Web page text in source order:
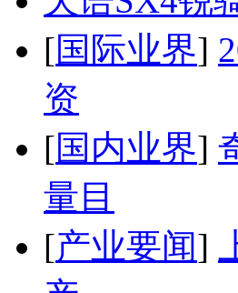
[国际业界]
资
[国内业界]
量目
[产业要闻]